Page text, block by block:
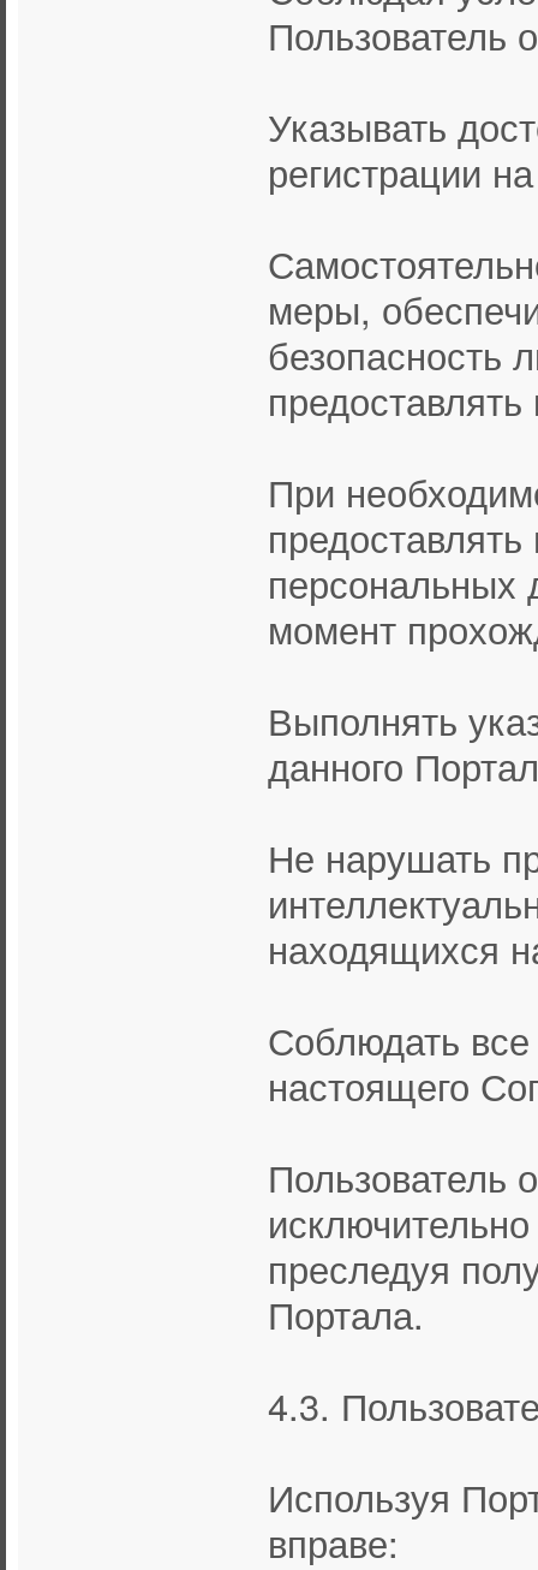
Пользователь
Указывать
регистрации
меры,
безопасность
При
персональных
момент
Выполнять
данного
Не нарушать
находящихся
Соблюдать все
настоящего
Пользователь
преследуя
Портала.
4.3.
Используя
вправе: